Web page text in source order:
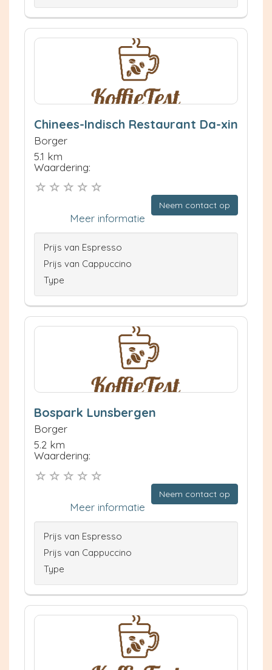
Chinees-Indisch Restaurant Da-xin
Borger
5.1 km
Waardering:
Neem contact op
Meer informatie
Prijs van Espresso
Prijs van Cappuccino
Type
Bospark Lunsbergen
Borger
5.2 km
Waardering:
Neem contact op
Meer informatie
Prijs van Espresso
Prijs van Cappuccino
Type